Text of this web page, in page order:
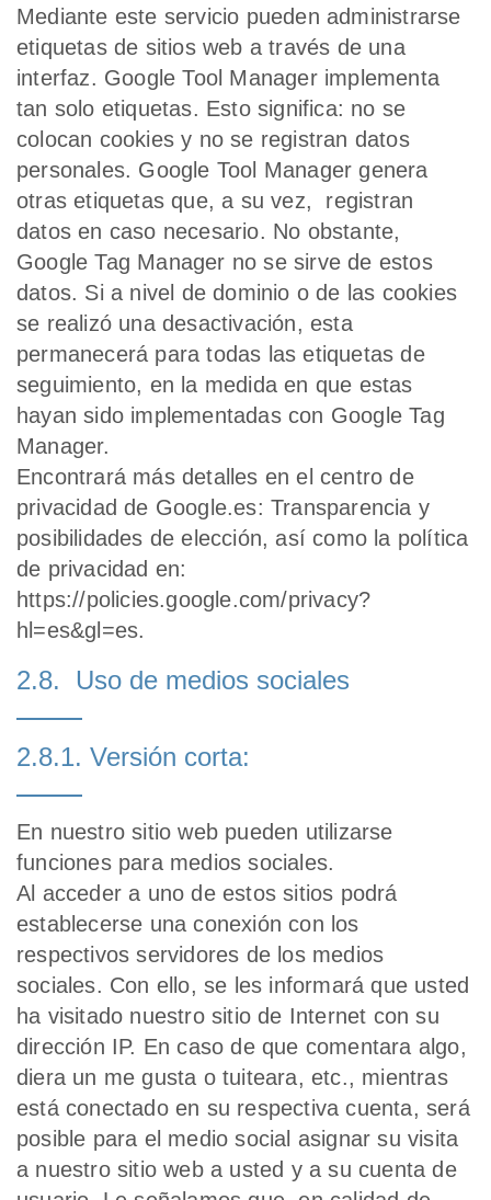
Mediante este servicio pueden administrarse
etiquetas de sitios web a través de una
interfaz. Google Tool Manager implementa
tan solo etiquetas. Esto significa: no se
colocan cookies y no se registran datos
personales. Google Tool Manager genera
otras etiquetas que, a su vez, registran
datos en caso necesario. No obstante,
Google Tag Manager no se sirve de estos
datos. Si a nivel de dominio o de las cookies
se realizó una desactivación, esta
permanecerá para todas las etiquetas de
seguimiento, en la medida en que estas
hayan sido implementadas con Google Tag
Manager.
Encontrará más detalles en el centro de
privacidad de Google.es: Transparencia y
posibilidades de elección, así como la política
de privacidad en:
https://policies.google.com/privacy?
hl=es&gl=es.
2.8. Uso de medios sociales
2.8.1. Versión corta:
En nuestro sitio web pueden utilizarse
funciones para medios sociales.
Al acceder a uno de estos sitios podrá
establecerse una conexión con los
respectivos servidores de los medios
sociales. Con ello, se les informará que usted
ha visitado nuestro sitio de Internet con su
dirección IP. En caso de que comentara algo,
diera un me gusta o tuiteara, etc., mientras
está conectado en su respectiva cuenta, será
posible para el medio social asignar su visita
a nuestro sitio web a usted y a su cuenta de